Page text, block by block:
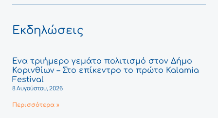
Εκδηλώσεις
Ένα τριήμερο γεμάτο πολιτισμό στον Δήμο
Κορινθίων – Στο επίκεντρο το πρώτο Kalamia
Festival
8 Αυγούστου, 2026
Περισσότερα »